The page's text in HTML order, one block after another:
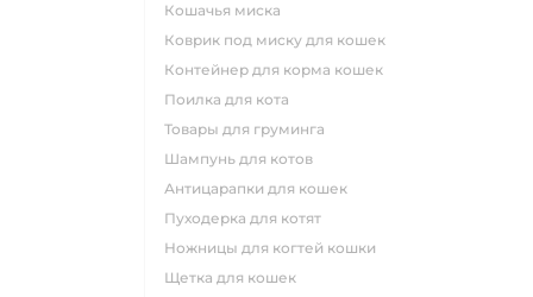
кошачья миска
коврик под миску для кошек
контейнер для корма кошек
поилка для кота
товары для груминга
шампунь для котов
антицарапки для кошек
пуходерка для котят
ножницы для когтей кошки
щетка для кошек